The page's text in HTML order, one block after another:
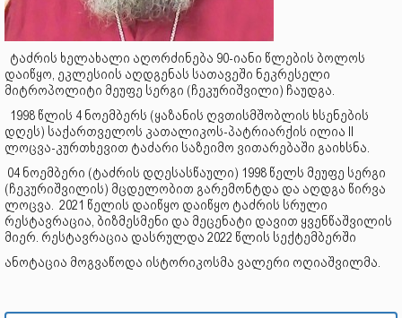
ტაძრის ხელახალი აღორძინება 90-იანი წლების ბოლოს
დაიწყო, ეკლესიის აღდგენას სათავეში ნეკრესელი
მიტროპოლიტი მეუფე სერგი (ჩეკურიშვილი) ჩაუდგა.
1998 წლის 4 ნოემბერს (ყაზანის ღვთისმშობლის ხსენების
დღეს) საქართველოს კათალიკოს-პატრიარქის ილია II
ლოცვა-კურთხევით ტაძარი საზეიმო ვითარებაში გაიხსნა.
04 ნოემბერი (ტაძრის დღესასწაული) 1998 წელს მეუფე სერგი
(ჩეკურიშვილის) მცდელობით გარემონტდა და აღდგა წირვა
ლოცვა. 2021 წელის დაიწყო დაიწყო ტაძრის სრული
რესტავრაცია, ბიზმესმენი და მეცენატი დავით ყვენწაშვილის
მიერ. რესტავრაცია დასრულდა 2022 წლის სექტემბერში
ანოტაცია მოგვაწოდა ისტორიკოსმა ვალერი ოღიაშვილმა.